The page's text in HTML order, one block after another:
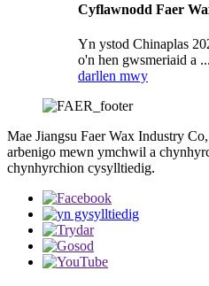
Cyflawnodd Faer
Yn ystod Chinaplas
o'n hen gwsmeriaid a ...
darllen mwy
Mae Jiangsu Faer Wax Industry
arbenigo mewn ymchwil a
chynhyrchion cysylltiedig.